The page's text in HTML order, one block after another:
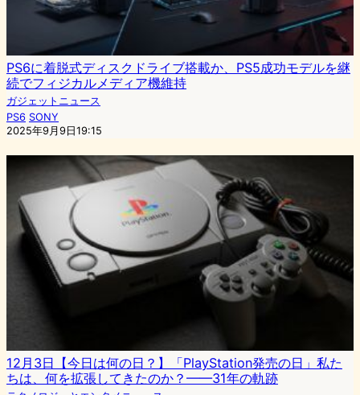
PS6に着脱式ディスクドライブ搭載か、PS5成功モデルを継
続でフィジカルメディア機維持
ガジェットニュース
PS6 SONY
2025年9月9日19:15
12月3日【今日は何の日？】「PlayStation発売の日」私た
ちは、何を拡張してきたのか？——31年の軌跡